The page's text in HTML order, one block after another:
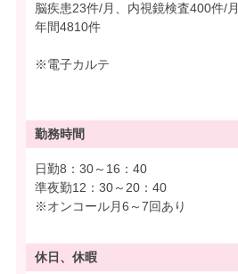
脳疾患23件/月、内視鏡検査400件/月
年間4810件
※電子カルテ
勤務時間
日勤8：30～16：40
準夜勤12：30～20：40
※オンコール月6～7回あり
休日、休暇